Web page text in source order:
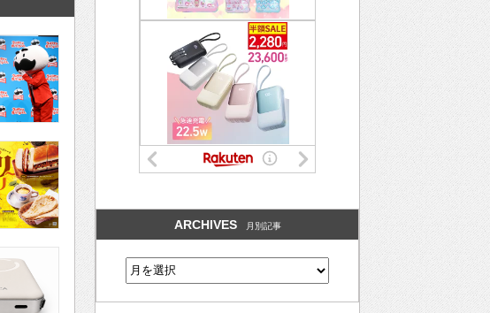
ARCHIVES 月別記事